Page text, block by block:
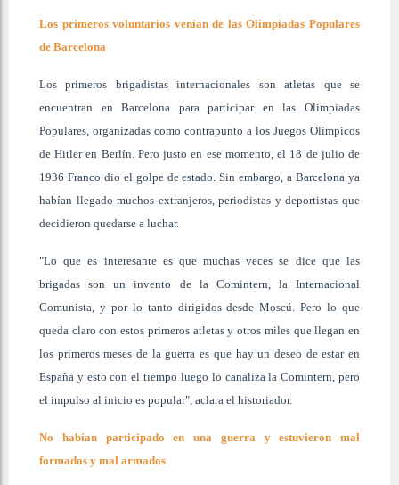
Los primeros voluntarios venían de las Olimpiadas Populares
de Barcelona
Los primeros brigadistas internacionales son atletas que se
encuentran en Barcelona para participar en las Olimpiadas
Populares, organizadas como contrapunto a los Juegos Olímpicos
de Hitler en Berlín. Pero justo en ese momento, el 18 de julio de
1936 Franco dio el golpe de estado. Sin embargo, a Barcelona ya
habían llegado muchos extranjeros, periodistas y deportistas que
decidieron quedarse a luchar.
"Lo que es interesante es que muchas veces se dice que las
brigadas son un invento de la Comintern, la Internacional
Comunista, y por lo tanto dirigidos desde Moscú. Pero lo que
queda claro con estos primeros atletas y otros miles que llegan en
los primeros meses de la guerra es que hay un deseo de estar en
España y esto con el tiempo luego lo canaliza la Comintern, pero
el impulso al inicio es popular", aclara el historiador.
No habían participado en una guerra y estuvieron mal
formados y mal armados